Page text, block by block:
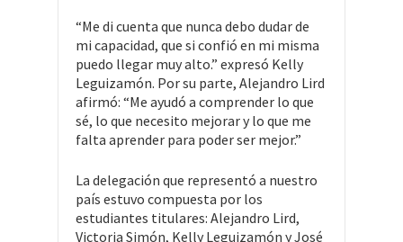
“Me di cuenta que nunca debo dudar de
mi capacidad, que si confió en mi misma
puedo llegar muy alto.” expresó Kelly
Leguizamón. Por su parte, Alejandro Lird
afirmó: “Me ayudó a comprender lo que
sé, lo que necesito mejorar y lo que me
falta aprender para poder ser mejor.”
La delegación que representó a nuestro
país estuvo compuesta por los
estudiantes titulares: Alejandro Lird,
Victoria Simón, Kelly Leguizamón y José